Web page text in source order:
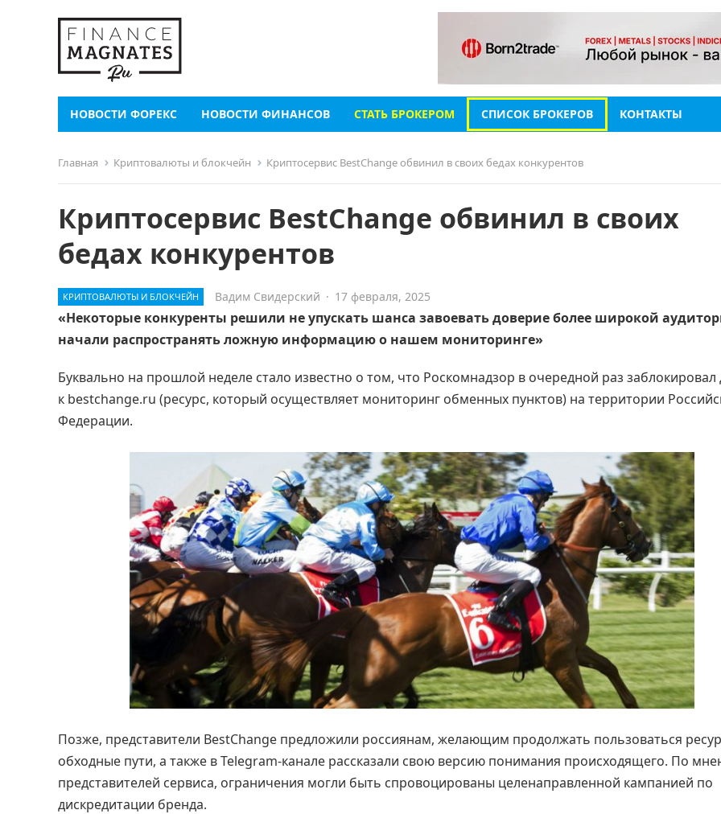
НОВОСТИ ФОРЕКС НОВОСТИ ФИНАНСОВ СТАТЬ БРОКЕРОМ СПИСОК БРОКЕРОВ КОНТАКТЫ
Главная Криптовалюты и блокчейн Криптосервис BestСhange обвинил в своих бедах конкурентов
Криптосервис BestСhange обвинил в своих
бедах конкурентов
КРИПТОВАЛЮТЫ И БЛОКЧЕЙН Вадим Свидерский · 17 февраля, 2025
«Некоторые конкуренты решили не упускать шанса завоевать доверие более широкой
начали распространять ложную информацию о нашем мониторинге»
Буквально на прошлой неделе стало известно о том, что Роскомнадзор в очередной раз заблокировал
к bestchange.ru (ресурс, который осуществляет мониторинг обменных пунктов) на территории
Федерации.
Позже, представители BestChange предложили россиянам, желающим продолжать пользоваться
обходные пути, а также в Telegram-канале рассказали свою версию понимания происходящего. По
представителей сервиса, ограничения могли быть спровоцированы целенаправленной кампанией по
дискредитации бренда.